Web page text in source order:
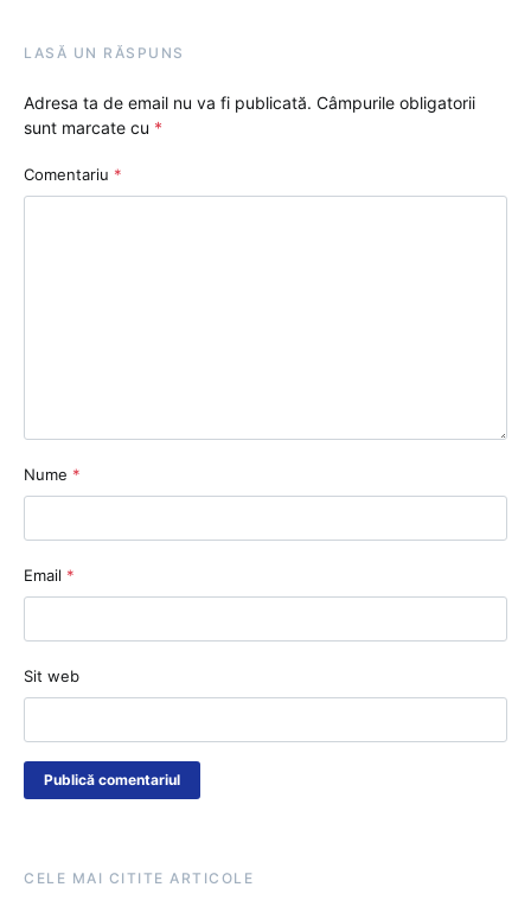
LASĂ UN RĂSPUNS
Adresa ta de email nu va fi publicată. Câmpurile obligatorii
sunt marcate cu *
Comentariu *
Nume *
Email *
Sit web
CELE MAI CITITE ARTICOLE